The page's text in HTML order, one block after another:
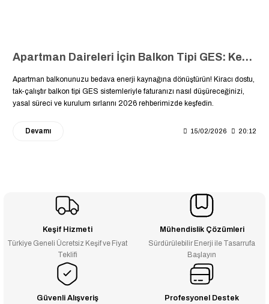
Apartman Daireleri İçin Balkon Tipi GES: Kendi Elektriğini Üretmeye Balkondan Başla
Apartman balkonunuzu bedava enerji kaynağına dönüştürün! Kiracı dostu,
tak-çalıştır balkon tipi GES sistemleriyle faturanızı nasıl düşüreceğinizi,
yasal süreci ve kurulum sırlarını 2026 rehberimizde keşfedin.
Devamı 15/02/2026 20:12
Keşif Hizmeti
Türkiye Geneli Ücretsiz Keşif ve Fiyat
Teklifi
Mühendislik Çözümleri
Sürdürülebilir Enerji ile Tasarrufa
Başlayın
Güvenli Alışveriş Profesyonel Destek